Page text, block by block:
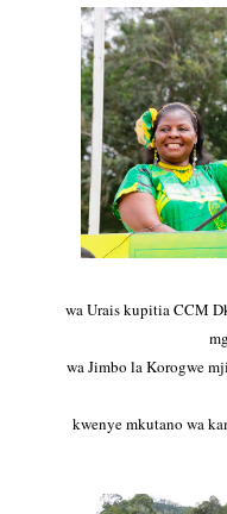
wa Urais kupitia CCM
wa Jimbo la Korogwe
kwenye mkutano wa